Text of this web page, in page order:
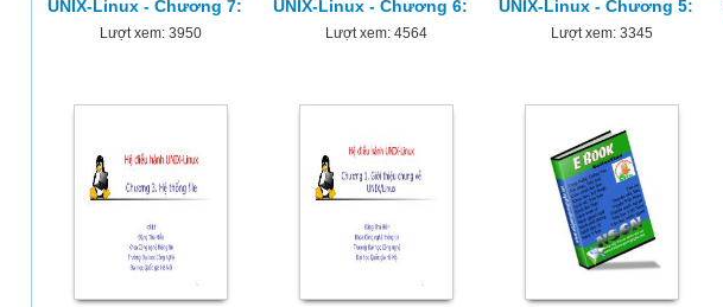
UNIX-Linux - Chương 7:
Lượt xem: 3950
UNIX-Linux - Chương 6:
Lượt xem: 4564
UNIX-Linux - Chương 5:
Lượt xem: 3345